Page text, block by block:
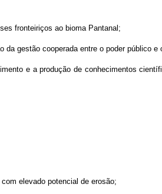
fronteiriços ao bioma Pantanal;
gestão cooperada entre o poder público e
e a produção de conhecimentos
elevado potencial de erosão;